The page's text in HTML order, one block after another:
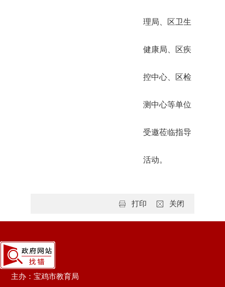
理局、区卫生
健康局、区疾
控中心、区检
测中心等单位
受邀莅临指导
活动。
关闭
打印
主办：宝鸡市教育局